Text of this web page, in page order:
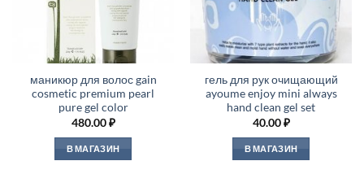
маникюр для волос gain
cosmetic premium pearl
pure gel color
480.00₽
В МАГАЗИН
гель для рук очищающий
ayoume enjoy mini always
hand clean gel set
40.00₽
В МАГАЗИН